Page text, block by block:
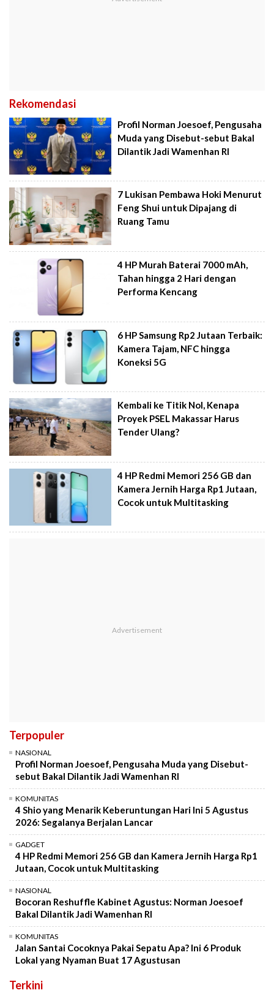
Rekomendasi
Profil Norman Joesoef, Pengusaha
Muda yang Disebut-sebut Bakal
Dilantik Jadi Wamenhan RI
7 Lukisan Pembawa Hoki Menurut
Feng Shui untuk Dipajang di
Ruang Tamu
4 HP Murah Baterai 7000 mAh,
Tahan hingga 2 Hari dengan
Performa Kencang
6 HP Samsung Rp2 Jutaan Terbaik:
Kamera Tajam, NFC hingga
Koneksi 5G
Kembali ke Titik Nol, Kenapa
Proyek PSEL Makassar Harus
Tender Ulang?
4 HP Redmi Memori 256 GB dan
Kamera Jernih Harga Rp1 Jutaan,
Cocok untuk Multitasking
Terpopuler
NASIONAL
Profil Norman Joesoef, Pengusaha Muda yang Disebut-
sebut Bakal Dilantik Jadi Wamenhan RI
KOMUNITAS
4 Shio yang Menarik Keberuntungan Hari Ini 5 Agustus
2026: Segalanya Berjalan Lancar
GADGET
4 HP Redmi Memori 256 GB dan Kamera Jernih Harga Rp1
Jutaan, Cocok untuk Multitasking
NASIONAL
Bocoran Reshuffle Kabinet Agustus: Norman Joesoef
Bakal Dilantik Jadi Wamenhan RI
KOMUNITAS
Jalan Santai Cocoknya Pakai Sepatu Apa? Ini 6 Produk
Lokal yang Nyaman Buat 17 Agustusan
Terkini